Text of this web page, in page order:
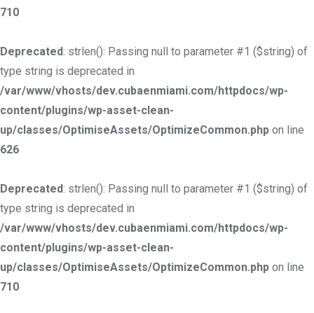
710
Deprecated: strlen(): Passing null to parameter #1 ($string) of
type string is deprecated in
/var/www/vhosts/dev.cubaenmiami.com/httpdocs/wp-
content/plugins/wp-asset-clean-
up/classes/OptimiseAssets/OptimizeCommon.php on line
626
Deprecated: strlen(): Passing null to parameter #1 ($string) of
type string is deprecated in
/var/www/vhosts/dev.cubaenmiami.com/httpdocs/wp-
content/plugins/wp-asset-clean-
up/classes/OptimiseAssets/OptimizeCommon.php on line
710